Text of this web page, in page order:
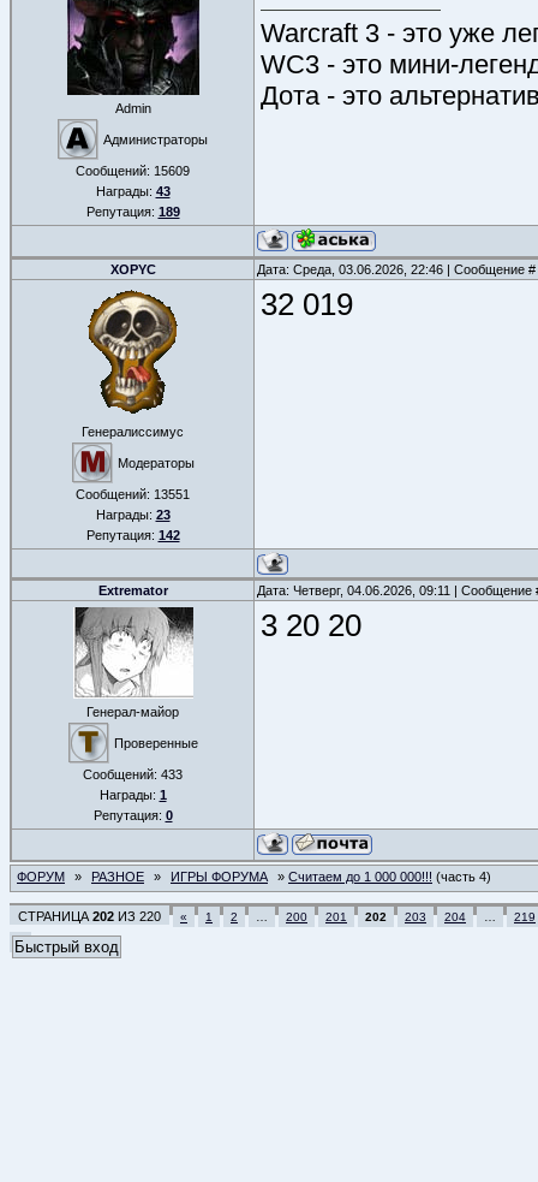
Admin
Администраторы
Сообщений: 15609
Награды: 43
Репутация: 189
Warcraft 3 - это уже
WC3 - это мини-
Дота - это
XOPYC Дата: Среда, 03.06.2026, 22:46 | Сообщение #
Генералиссимус
Модераторы
Сообщений: 13551
Награды: 23
Репутация: 142
32 019
Extremator Дата: Четверг, 04.06.2026, 09:11 | Сообщение
Генерал-майор
Проверенные
Сообщений: 433
Награды: 1
Репутация: 0
3 20 20
ФОРУМ » РАЗНОЕ » ИГРЫ ФОРУМА » Считаем до 1 000 000!!! (часть 4)
СТРАНИЦА 202 ИЗ 220 « 1 2 200 201 202 203 204
219
»